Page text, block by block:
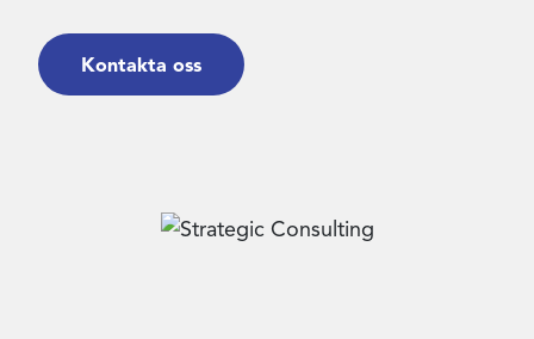
Kontakta oss